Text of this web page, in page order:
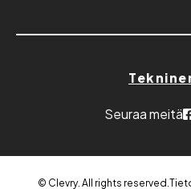
Seuraa meitä
© Clevry. All rights reserved.